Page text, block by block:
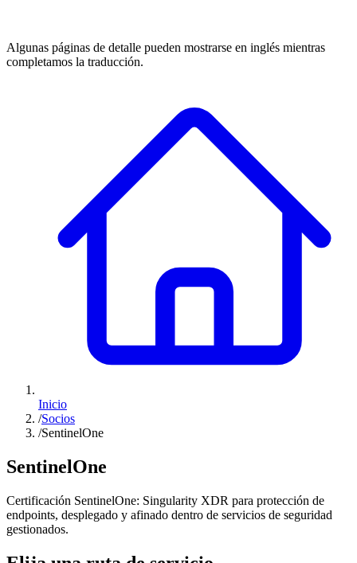
Algunas páginas de detalle pueden mostrarse en inglés mientras
completamos la traducción.
Inicio
/Socios
/SentinelOne
SentinelOne
Certificación SentinelOne: Singularity XDR para protección de
endpoints, desplegado y afinado dentro de servicios de seguridad
gestionados.